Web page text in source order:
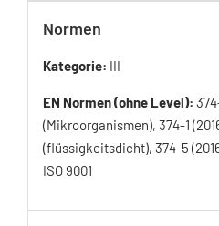
Normen
Kategorie: III
EN Normen (ohne Level):
(Mikroorganismen), 374-1
(flüssigkeitsdicht), 374-5
ISO 9001